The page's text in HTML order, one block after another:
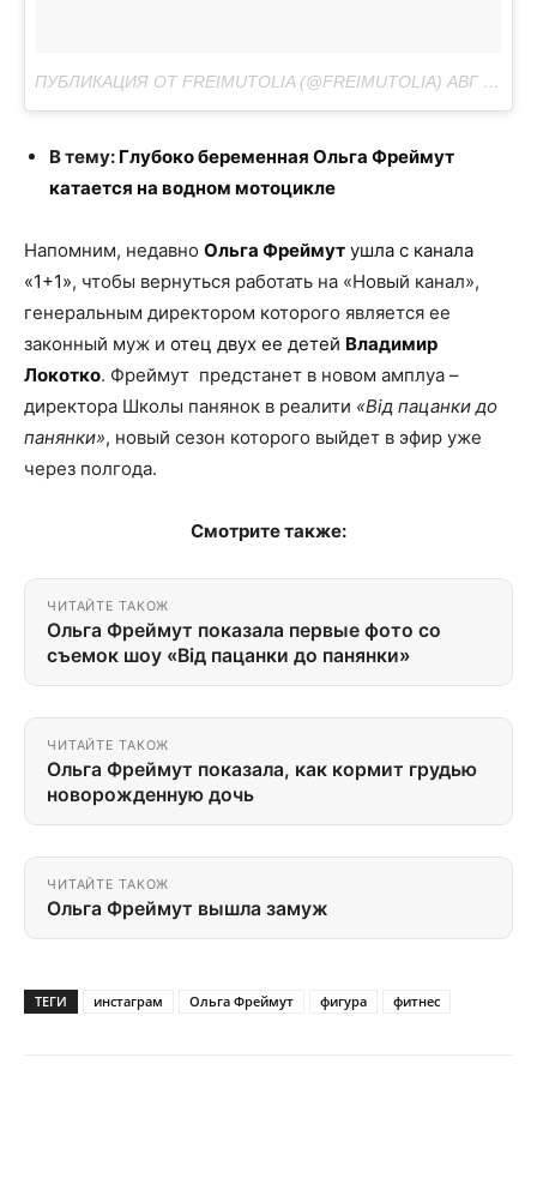
ПУБЛИКАЦИЯ ОТ FREIMUTOLIA (@FREIMUTOLIA) АВГ 26 2017 В 10:31 PDT
В тему: Глубоко беременная Ольга Фреймут
катается на водном мотоцикле
Напомним, недавно Ольга Фреймут ушла с канала
«1+1», чтобы вернуться работать на «Новый канал»,
генеральным директором которого является ее
законный муж и отец двух ее детей Владимир
Локотко. Фреймут предстанет в новом амплуа –
директора Школы панянок в реалити «Від пацанки до
панянки», новый сезон которого выйдет в эфир уже
через полгода.
Смотрите также:
ЧИТАЙТЕ ТАКОЖ
Ольга Фреймут показала первые фото со
съемок шоу «Від пацанки до панянки»
ЧИТАЙТЕ ТАКОЖ
Ольга Фреймут показала, как кормит грудью
новорожденную дочь
ЧИТАЙТЕ ТАКОЖ
Ольга Фреймут вышла замуж
ТЕГИ инстаграм Ольга Фреймут фигура фитнес